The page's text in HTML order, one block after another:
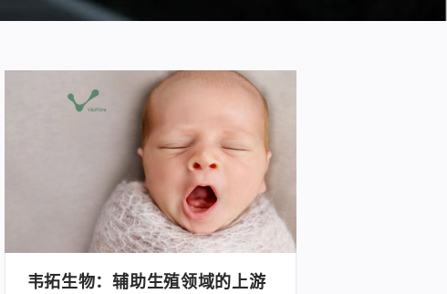
韦拓生物：辅助生殖领域的上游